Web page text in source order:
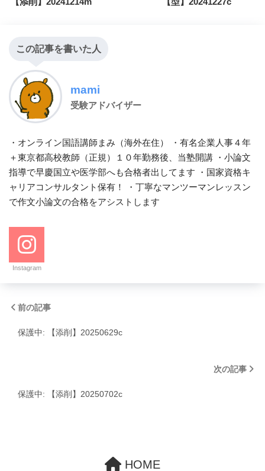
この記事を書いた人
mami
受験アドバイザー
・オンライン国語講師まみ（海外在住） ・有名企業人事４年
＋東京都高校教師（正規）１０年勤務後、当塾開講 ・小論文
指導で早慶国立や医学部へも合格者出してます ・国家資格キ
ャリアコンサルタント保有！ ・丁寧なマンツーマンレッスン
で作文小論文の合格をアシストします
Instagram
前の記事
保護中: 【添削】20250629c
次の記事
保護中: 【添削】20250702c
HOME